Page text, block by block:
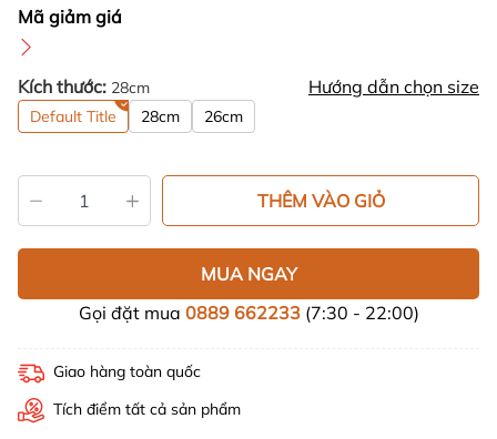
Mã giảm giá
Kích thước: 28cm Hướng dẫn chọn size
Default Title 28cm 26cm
THÊM VÀO GIỎ
MUA NGAY
Gọi đặt mua 0889 662233(7:30 - 22:00)
Giao hàng toàn quốc
Tích điểm tất cả sản phẩm